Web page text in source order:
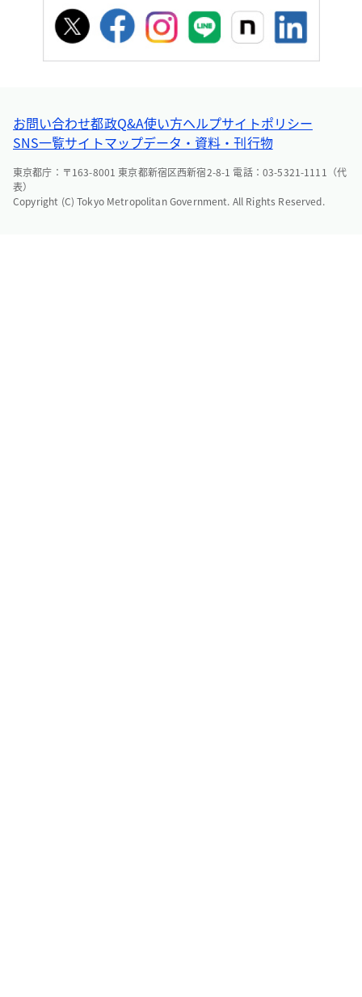
お問い合わせ都政Q&A使い方ヘルプサイトポリシー
SNS一覧サイトマップデータ・資料・刊行物
東京都庁：〒163-8001 東京都新宿区西新宿2-8-1 電話：03-5321-1111（代
表）
Copyright (C) Tokyo Metropolitan Government. All Rights Reserved.